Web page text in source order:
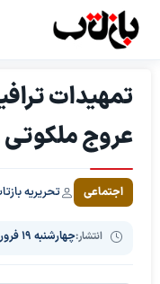
تمهیدات
عروج ملکوتی
اجتماعی تحریریه
انتشار:چهارشنبه ۱۹ فروردین ۱۴۰۵، ساعت ۸:۱۷